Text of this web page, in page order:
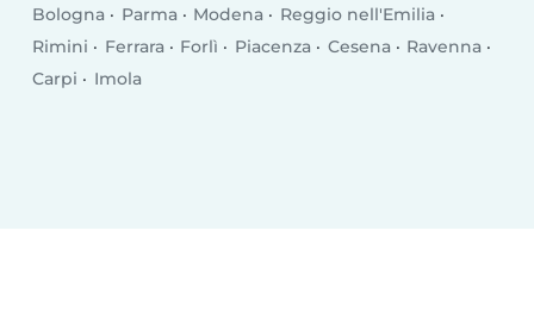
Bologna Parma Modena
Reggio nell'Emilia
Rimini
Ferrara Forlì Piacenza Cesena
Ravenna
Carpi
Imola